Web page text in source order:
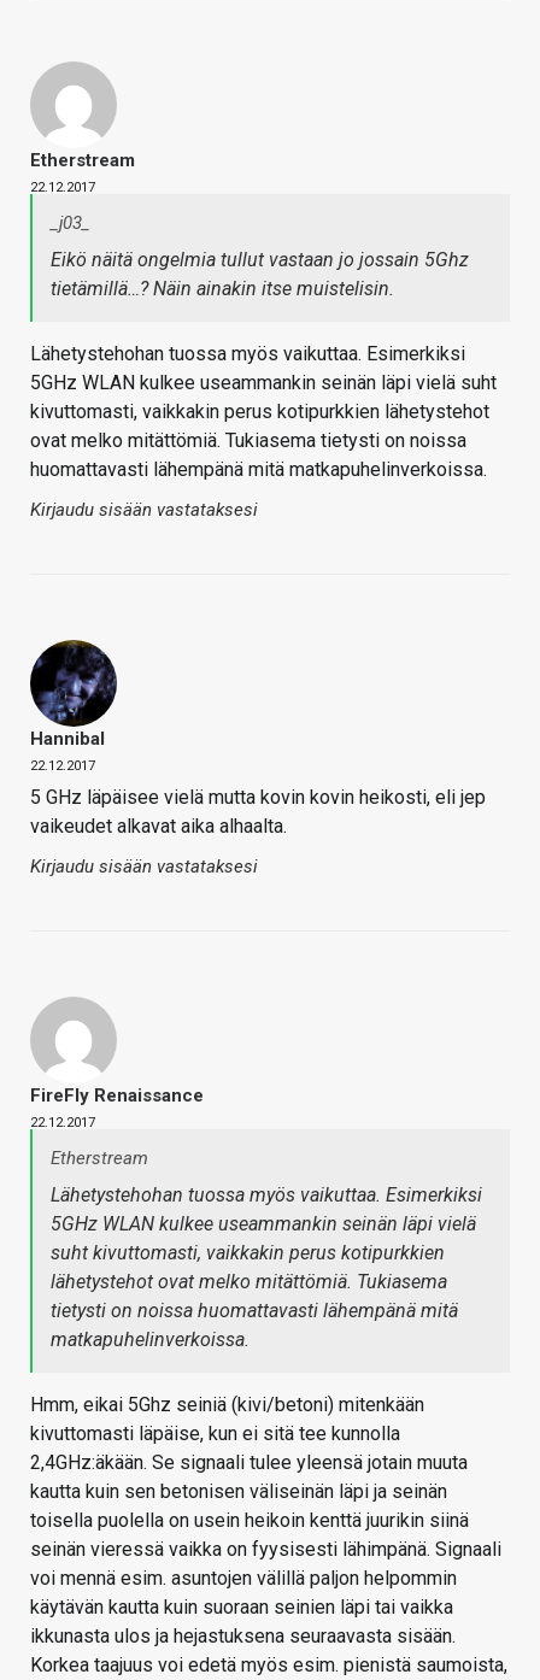
Etherstream
22.12.2017
_j03_
Eikö näitä ongelmia tullut vastaan jo jossain 5Ghz
tietämillä…? Näin ainakin itse muistelisin.
Lähetystehohan tuossa myös vaikuttaa. Esimerkiksi
5GHz WLAN kulkee useammankin seinän läpi vielä suht
kivuttomasti, vaikkakin perus kotipurkkien lähetystehot
ovat melko mitättömiä. Tukiasema tietysti on noissa
huomattavasti lähempänä mitä matkapuhelinverkoissa.
Kirjaudu sisään vastataksesi
Hannibal
22.12.2017
5 GHz läpäisee vielä mutta kovin kovin heikosti, eli jep
vaikeudet alkavat aika alhaalta.
Kirjaudu sisään vastataksesi
FireFly Renaissance
22.12.2017
Etherstream
Lähetystehohan tuossa myös vaikuttaa. Esimerkiksi
5GHz WLAN kulkee useammankin seinän läpi vielä
suht kivuttomasti, vaikkakin perus kotipurkkien
lähetystehot ovat melko mitättömiä. Tukiasema
tietysti on noissa huomattavasti lähempänä mitä
matkapuhelinverkoissa.
Hmm, eikai 5Ghz seiniä (kivi/betoni) mitenkään
kivuttomasti läpäise, kun ei sitä tee kunnolla
2,4GHz:äkään. Se signaali tulee yleensä jotain muuta
kautta kuin sen betonisen väliseinän läpi ja seinän
toisella puolella on usein heikoin kenttä juurikin siinä
seinän vieressä vaikka on fyysisesti lähimpänä. Signaali
voi mennä esim. asuntojen välillä paljon helpommin
käytävän kautta kuin suoraan seinien läpi tai vaikka
ikkunasta ulos ja hejastuksena seuraavasta sisään.
Korkea taajuus voi edetä myös esim. pienistä saumoista,